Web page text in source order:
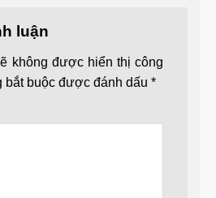
luận
không được hiển thị công
bắt buộc được đánh dấu *